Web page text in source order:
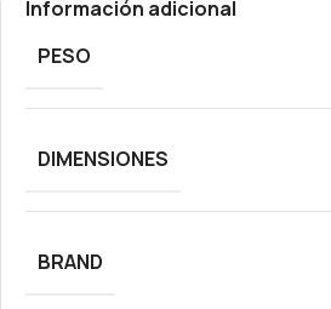
Información adicional
PESO
DIMENSIONES
BRAND